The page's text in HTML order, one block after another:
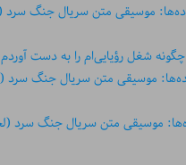
چگونه شغل رؤیایی‌ام را به دست آوردم